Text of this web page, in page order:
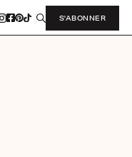
S'ABONNER